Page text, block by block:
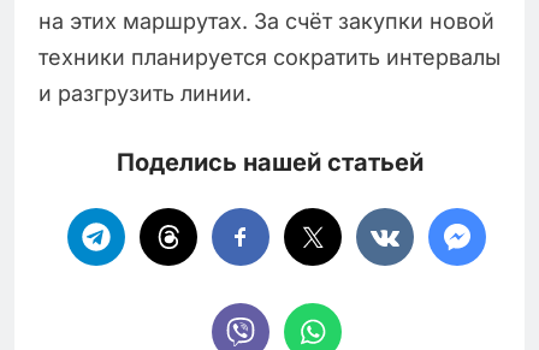
на этих маршрутах. За счёт закупки новой
техники планируется сократить интервалы
и разгрузить линии.
Поделись нашей статьей